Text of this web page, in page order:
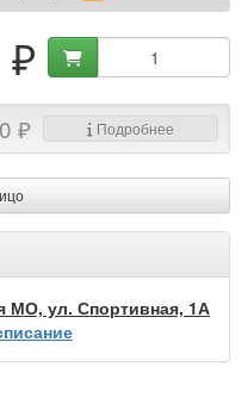
₽
₽ Подробнее
МО, ул. Спортивная, 1А